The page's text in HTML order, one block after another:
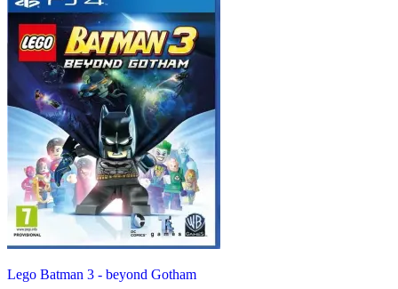
Lego Batman 3 - beyond Gotham